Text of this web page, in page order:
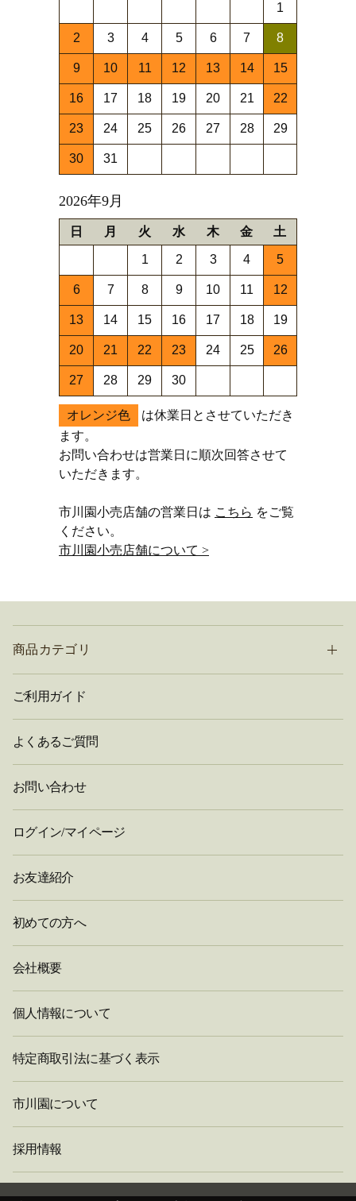
1
2 3 4 5 6 7 8
9 10 11 12 13 14 15
16 17 18 19 20 21 22
23 24 25 26 27 28 29
30 31
2026年9月
日 月 火 水 木 金 土
1 2 3 4 5
6 7 8 9 10 11 12
13 14 15 16 17 18 19
20 21 22 23 24 25 26
27 28 29 30
オレンジ色
は休業日とさせていただき
ます。
お問い合わせは営業日に順次回答させて
いただきます。
市川園小売店舗の営業日は こちら をご覧
ください。
市川園小売店舗について >
商品カテゴリ
ご利用ガイド
よくあるご質問
お問い合わせ
ログイン/マイページ
お友達紹介
初めての方へ
会社概要
個人情報について
特定商取引法に基づく表示
市川園について
採用情報
閉